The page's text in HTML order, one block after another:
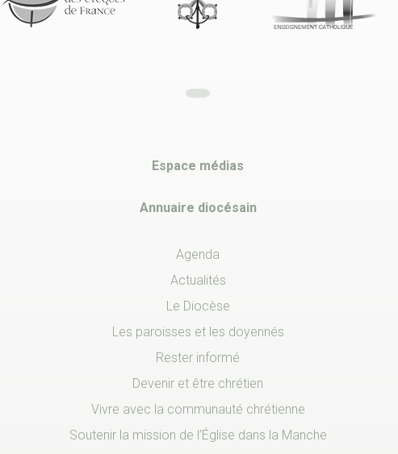
Espace médias
Annuaire diocésain
Agenda
Actualités
Le Diocèse
Les paroisses et les doyennés
Rester informé
Devenir et être chrétien
Vivre avec la communauté chrétienne
Soutenir la mission de l’Église dans la Manche